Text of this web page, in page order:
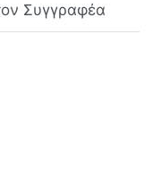
Συγγραφέα